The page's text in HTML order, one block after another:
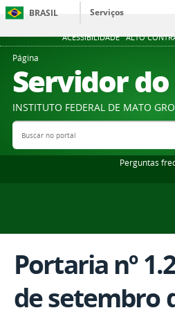
ACESSIBILIDADE ALTO
BRASIL
Serviços
Página
Servidor do
INSTITUTO FEDERAL DE MATO
Buscar no portal
Perguntas
Portaria nº
de setembro